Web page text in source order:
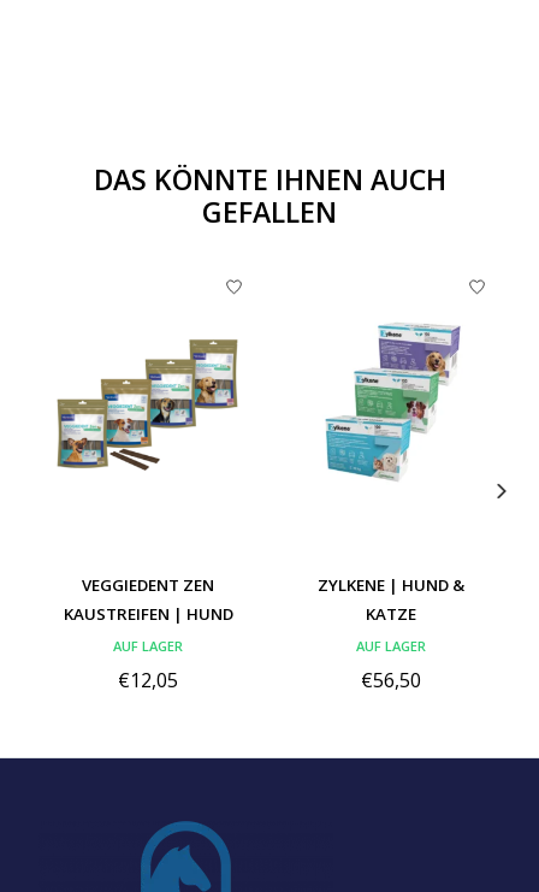
DAS KÖNNTE IHNEN AUCH
GEFALLEN
Produkt-Karussell-Artikel
VEGGIEDENT ZEN
KAUSTREIFEN | HUND
AUF LAGER
€12,05
ZYLKENE | HUND &
KATZE
AUF LAGER
€56,50